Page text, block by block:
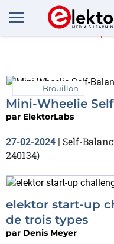
En savoir
Brouillon
Mini-Wheelie
par ElektorLabs
27-02-2024 | Self-
240134)
elektor start-up
de trois types
par Denis Meyer